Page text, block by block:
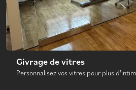
Givrage de vitres
Personnalisez vos vitres pour plus